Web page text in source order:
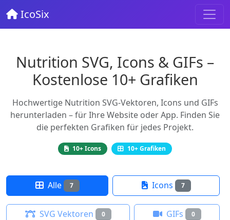
IcoSix
Nutrition SVG, Icons & GIFs –
Kostenlose 10+ Grafiken
Hochwertige Nutrition SVG-Vektoren, Icons und GIFs
herunterladen – für Ihre Website oder App. Finden Sie
die perfekten Grafiken für jedes Projekt.
10+ Icons 10+ Grafiken
Alle 7 Icons 7
SVG Vektoren 0 GIFs 0